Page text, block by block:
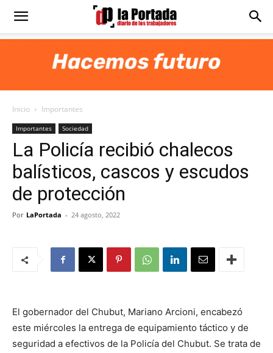
Diario
Portada
Inicio Importantes
Importantes Sociedad
La Policía recibió chalecos
balísticos, cascos y escudos
de protección
Por LaPortada - 24 agosto, 2022
El gobernador del Chubut, Mariano Arcioni, encabezó
este miércoles la entrega de equipamiento táctico y de
seguridad a efectivos de la Policía del Chubut. Se trata de